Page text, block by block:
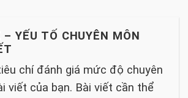
– YẾU TỐ CHUYÊN MÔN
chí đánh giá mức độ chuyên
viết của bạn. Bài viết cần thể